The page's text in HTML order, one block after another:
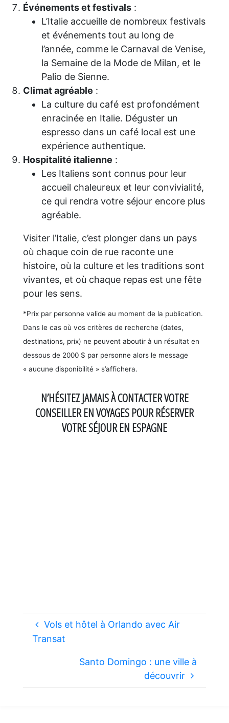
Événements et festivals:
L’Italie accueille de nombreux festivals
et événements tout au long de
l’année, comme le Carnaval de Venise,
la Semaine de la Mode de Milan, et le
Palio de Sienne.
Climat agréable :
La culture du café est profondément
enracinée en Italie. Déguster un
espresso dans un café local est une
expérience authentique.
Hospitalité italienne :
Les Italiens sont connus pour leur
accueil chaleureux et leur convivialité,
ce qui rendra votre séjour encore plus
agréable.
Visiter l’Italie, c’est plonger dans un pays
où chaque coin de rue raconte une
histoire, où la culture et les traditions sont
vivantes, et où chaque repas est une fête
pour les sens.
*Prix par personne valide au moment de la publication.
Dans le cas où vos critères de recherche (dates,
destinations, prix) ne peuvent aboutir à un résultat en
dessous de 2000 $ par personne alors le message
« aucune disponibilité » s’affichera.
N’HÉSITEZ JAMAIS À CONTACTER VOTRE
CONSEILLER EN VOYAGES POUR RÉSERVER
VOTRE SÉJOUR EN ESPAGNE
Vols et hôtel à Orlando avec Air
Transat
Santo Domingo : une ville à
découvrir